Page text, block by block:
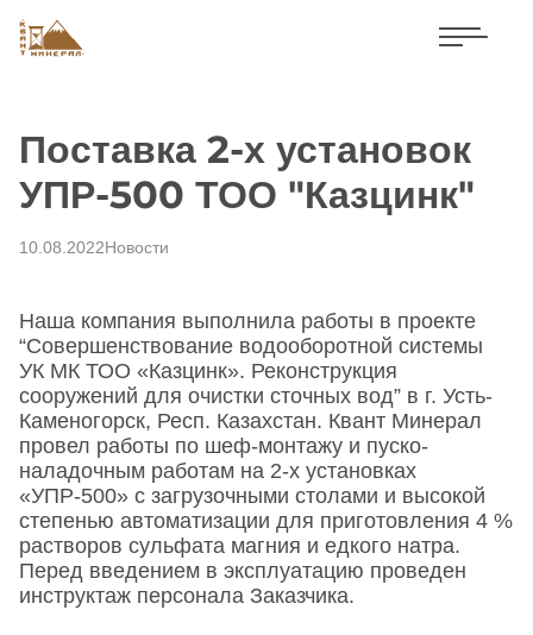
Поставка 2-х установок
УПР-500 ТОО "Казцинк"
10.08.2022Новости
Наша компания выполнила работы в проекте
“Совершенствование водооборотной системы
УК МК ТОО «Казцинк». Реконструкция
сооружений для очистки сточных вод” в г. Усть-
Каменогорск, Респ. Казахстан. Квант Минерал
провел работы по шеф-монтажу и пуско-
наладочным работам на 2-х установках
«УПР-500» с загрузочными столами и высокой
степенью автоматизации для приготовления 4 %
растворов сульфата магния и едкого натра.
Перед введением в эксплуатацию проведен
инструктаж персонала Заказчика.